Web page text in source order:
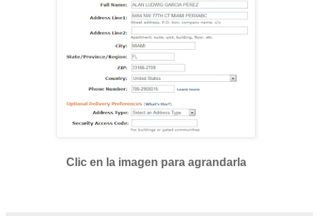
Clic en la imagen para agrandarla